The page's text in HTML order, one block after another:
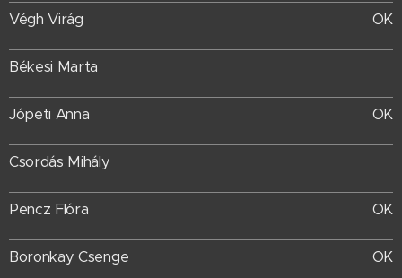
Végh Virág OK
Békesi Marta
Jópeti Anna OK
Csordás Mihály
Pencz Flóra OK
Boronkay Csenge OK